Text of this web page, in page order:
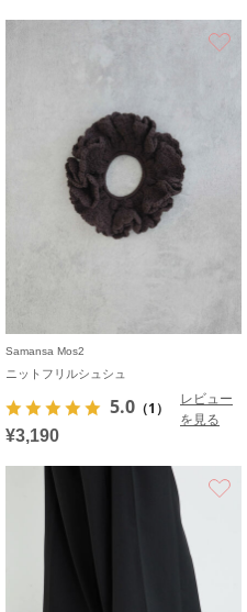
Samansa Mos2
ニットフリルシュシュ
5.0 （1）
レビュー
を見る
¥3,190